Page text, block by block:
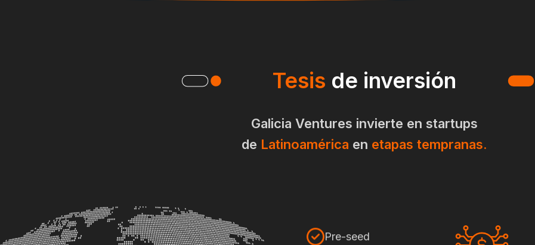
Tesis de inversión
Galicia Ventures invierte en startups
de Latinoamérica en etapas tempranas.
Pre-seed